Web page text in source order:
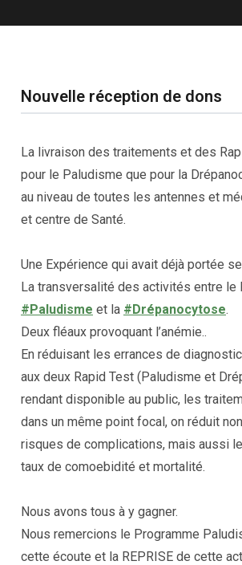
Nouvelle réception de dons
La livraison des traitements et des
pour le Paludisme que pour la
au niveau de toutes les antennes et
et centre de Santé.
Une Expérience qui avait déjà portée
La transversalité des activités entre le
#Paludisme et la #Drépanocytose.
Deux fléaux provoquant l’anémie..
En réduisant les errances de
aux deux Rapid Test (Paludisme et
rendant disponible au public, les
dans un même point focal, on réduit
risques de complications, mais aussi
taux de comoebidité et mortalité.
Nous avons tous à y gagner.
Nous remercions le Programme
cette écoute et la REPRISE de cette